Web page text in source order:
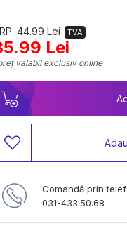
44.99 Lei TVA
Lei
valabil exclusiv online
Comandă prin
031-433.50.68